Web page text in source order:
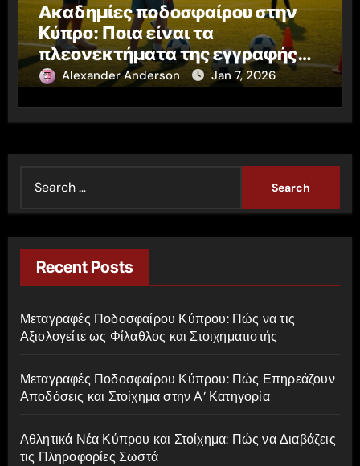
Ακαδημίες ποδοσφαίρου στην
Κύπρο: Ποια είναι τα
πλεονεκτήματα της εγγραφής
από μικρή ηλικία
Alexander Anderson Jan 7, 2026
h
f
o
:
Recent Posts
Μεταγραφές Ποδοσφαίρου Κύπρου: Πώς να τις
Αξιολογείτε ως Φίλαθλος και Στοιχηματιστής
Μεταγραφές Ποδοσφαίρου Κύπρου: Πώς Επηρεάζουν
Αποδόσεις και Στοίχημα στην Α’ Κατηγορία
Αθλητικά Νέα Κύπρου και Στοίχημα: Πώς να Διαβάζεις
τις Πληροφορίες Σωστά